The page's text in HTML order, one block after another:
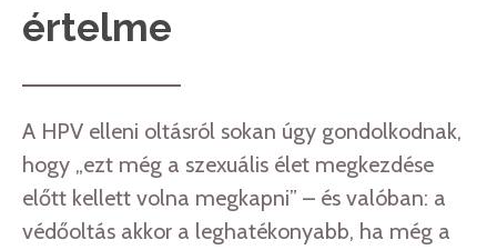
értelme
A HPV elleni oltásról sokan úgy gondolkodnak,
hogy „ezt még a szexuális élet megkezdése
előtt kellett volna megkapni” – és valóban: a
védőoltás akkor a leghatékonyabb, ha még a